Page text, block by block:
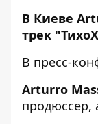
В Киеве
трек
В пресс-
Arturro
продюссер,